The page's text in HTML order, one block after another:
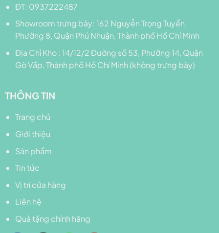
ĐT: 0937222487
Showroom trưng bày: 162 Nguyễn Trọng Tuyển,
Phường 8, Quận Phú Nhuận, Thành phố Hồ Chí Minh
Địa Chỉ Kho : 14/12/2 Đường số 53, Phường 14, Quận
Gò Vấp, Thành phố Hồ Chí Minh (không trưng bày)
THÔNG TIN
Trang chủ
Giới thiệu
Sản phẩm
Tin tức
Vị trí cửa hàng
Liên hệ
Quà tặng chính hãng